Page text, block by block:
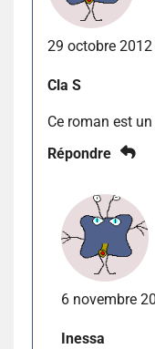
29 octobre
Cla S
Ce roman est
Répondre
6 novembre
Inessa